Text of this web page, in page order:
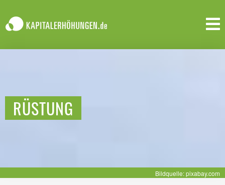
RÜSTUNG
Bildquelle: pixabay.com